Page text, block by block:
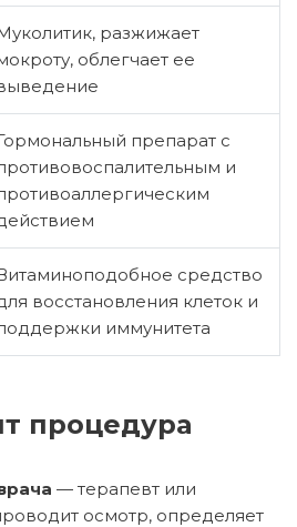
разжижает
облегчает ее
препарат с
и
средство
восстановления клеток и
иммунитета
процедура
— терапевт или
осмотр, определяет